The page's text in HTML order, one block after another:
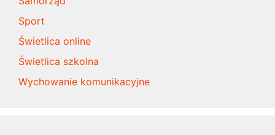
Sport
Świetlica online
Świetlica szkolna
Wychowanie komunikacyjne